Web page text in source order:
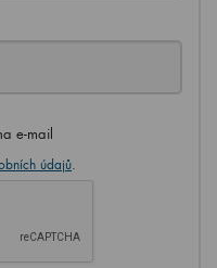
e-mail
údajů